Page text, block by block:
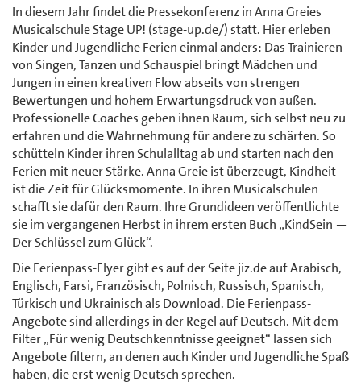
In diesem Jahr findet die Pressekonferenz in Anna Greies
Musicalschule Stage UP! (stage-up.de/) statt. Hier erleben
Kinder und Jugendliche Ferien einmal anders: Das Trainieren
von Singen, Tanzen und Schauspiel bringt Mädchen und
Jungen in einen kreativen Flow abseits von strengen
Bewertungen und hohem Erwartungsdruck von außen.
Professionelle Coaches geben ihnen Raum, sich selbst neu zu
erfahren und die Wahrnehmung für andere zu schärfen. So
schütteln Kinder ihren Schulalltag ab und starten nach den
Ferien mit neuer Stärke. Anna Greie ist überzeugt, Kindheit
ist die Zeit für Glücksmomente. In ihren Musicalschulen
schafft sie dafür den Raum. Ihre Grundideen veröffentlichte
sie im vergangenen Herbst in ihrem ersten Buch „KindSein —
Der Schlüssel zum Glück“.
Die Ferienpass-Flyer gibt es auf der Seite jiz.de auf Arabisch,
Englisch, Farsi, Französisch, Polnisch, Russisch, Spanisch,
Türkisch und Ukrainisch als Download. Die Ferienpass-
Angebote sind allerdings in der Regel auf Deutsch. Mit dem
Filter „Für wenig Deutschkenntnisse geeignet“ lassen sich
Angebote filtern, an denen auch Kinder und Jugendliche Spaß
haben, die erst wenig Deutsch sprechen.